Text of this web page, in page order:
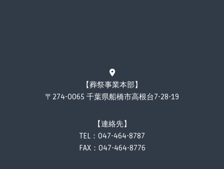
【葬祭事業本部】
〒274-0065 千葉県船橋市高根台7-28-19
【連絡先】
TEL： 047-464-8787
FAX：047-464-8776